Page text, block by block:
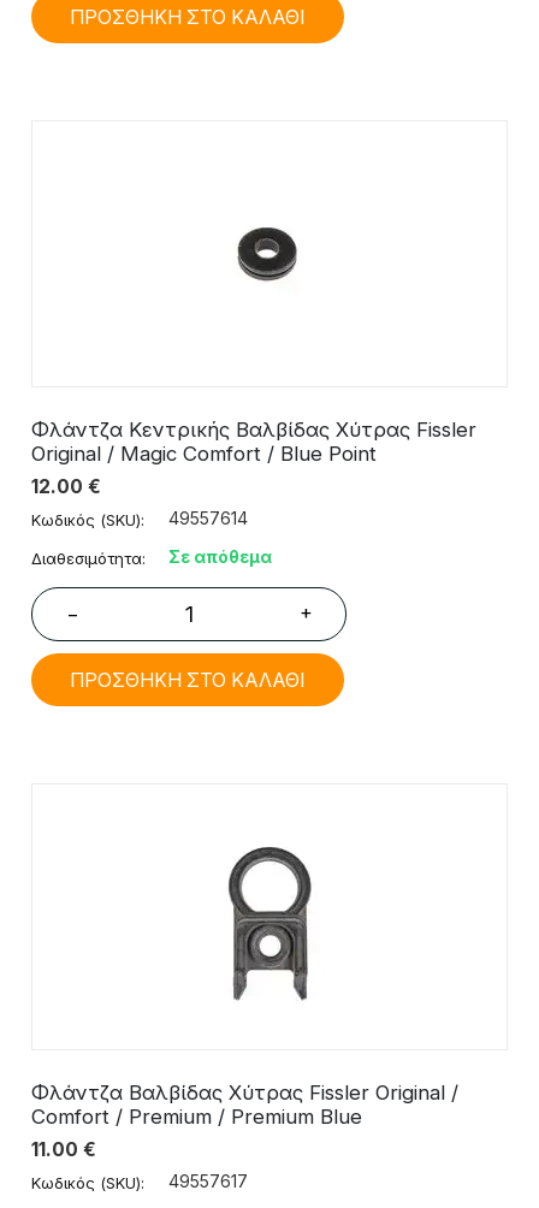
ΠΡΟΣΘΗΚΗ ΣΤΟ ΚΑΛΑΘΙ
Φλάντζα Κεντρικής Βαλβίδας Χύτρας Fissler
Original / Magic Comfort / Blue Point
12.00 €
Κωδικός (SKU): 49557614
Διαθεσιμότητα: Σε απόθεμα
− +
ΠΡΟΣΘΗΚΗ ΣΤΟ ΚΑΛΑΘΙ
Φλάντζα Βαλβίδας Χύτρας Fissler Original /
Comfort / Premium / Premium Blue
11.00 €
Κωδικός (SKU): 49557617